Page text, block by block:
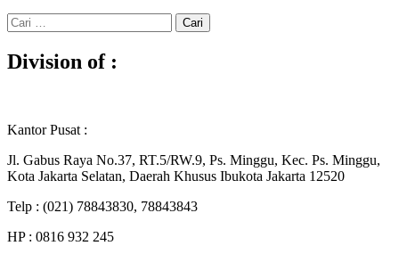
Cari
untuk:
Division of :
Kantor Pusat :
Jl. Gabus Raya No.37, RT.5/RW.9, Ps. Minggu, Kec. Ps. Minggu,
Kota Jakarta Selatan, Daerah Khusus Ibukota Jakarta 12520
Telp : (021) 78843830, 78843843
HP : 0816 932 245